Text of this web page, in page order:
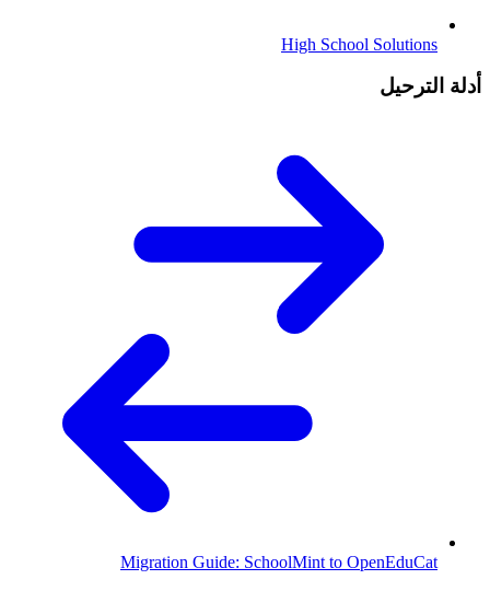
High School Solutions
أدلة الترحيل
Migration Guide: SchoolMint to OpenEduCat